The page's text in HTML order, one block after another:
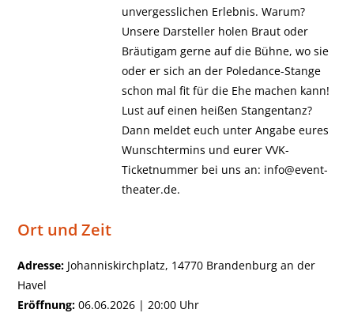
unvergesslichen Erlebnis. Warum?
Unsere Darsteller holen Braut oder
Bräutigam gerne auf die Bühne, wo sie
oder er sich an der Poledance-Stange
schon mal fit für die Ehe machen kann!
Lust auf einen heißen Stangentanz?
Dann meldet euch unter Angabe eures
Wunschtermins und eurer VVK-
Ticketnummer bei uns an: info@event-
theater.de.
Ort und Zeit
Adresse: Johanniskirchplatz, 14770 Brandenburg an der
Havel
Eröffnung: 06.06.2026 | 20:00 Uhr